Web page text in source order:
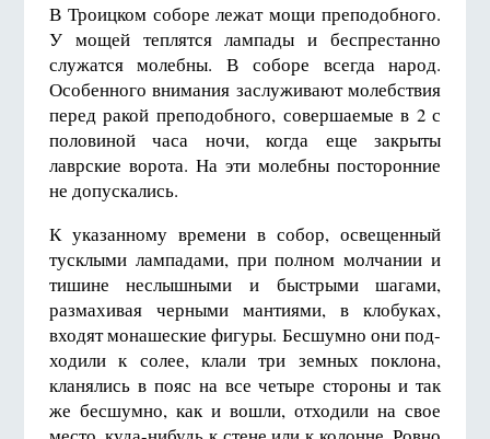
В Троицком соборе лежат мощи преподобного.
У мощей теплятся лампады и беспрестанно
служатся молебны. В соборе всегда народ.
Особенного внимания заслуживают молебствия
перед ракой преподобного, совершаемые в 2 с
половиной часа ночи, когда еще закрыты
лаврские воро­та. На эти молебны посторонние
не допускались.
К указанному времени в собор, освещенный
тусклыми лампадами, при полном молчании и
тишине неслышными и быстрыми шагами,
размахивая черными мантиями, в клобуках,
входят монашеские фигуры. Бесшумно они под­
ходили к солее, клали три земных поклона,
кланялись в пояс на все четыре стороны и так
же бесшумно, как и во­шли, отходили на свое